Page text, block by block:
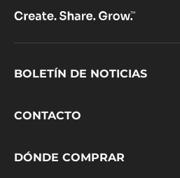
Footer
BOLETÍN DE NOTICIAS
CONTACTO
DÓNDE COMPRAR